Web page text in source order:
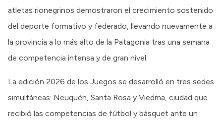
atletas rionegrinos demostraron el crecimiento sostenido
del deporte formativo y federado, llevando nuevamente a
la provincia a lo más alto de la Patagonia tras una semana
de competencia intensa y de gran nivel.
La edición 2026 de los Juegos se desarrolló en tres sedes
simultáneas: Neuquén, Santa Rosa y Viedma, ciudad que
recibió las competencias de fútbol y básquet ante un